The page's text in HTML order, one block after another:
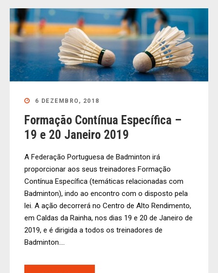
6 DEZEMBRO, 2018
Formação Contínua Específica –
19 e 20 Janeiro 2019
A Federação Portuguesa de Badminton irá
proporcionar aos seus treinadores Formação
Contínua Específica (temáticas relacionadas com
Badminton), indo ao encontro com o disposto pela
lei. A ação decorrerá no Centro de Alto Rendimento,
em Caldas da Rainha, nos dias 19 e 20 de Janeiro de
2019, e é dirigida a todos os treinadores de
Badminton....